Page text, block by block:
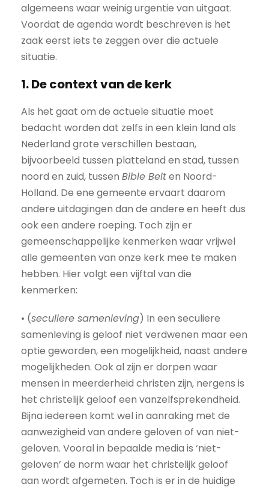
algemeens waar weinig urgentie van uitgaat.
Voordat de agenda wordt beschreven is het
zaak eerst iets te zeggen over die actuele
situatie.
1. De context van de kerk
Als het gaat om de actuele situatie moet
bedacht worden dat zelfs in een klein land als
Nederland grote verschillen bestaan,
bijvoorbeeld tussen platteland en stad, tussen
noord en zuid, tussen Bible Belten Noord-
Holland. De ene gemeente ervaart daarom
andere uitdagingen dan de andere en heeft dus
ook een andere roeping. Toch zijn er
gemeenschappelijke kenmerken waar vrijwel
alle gemeenten van onze kerk mee te maken
hebben. Hier volgt een vijftal van die
kenmerken:
• (seculiere samenleving) In een seculiere
samenleving is geloof niet verdwenen maar een
optie geworden, een mogelijkheid, naast andere
mogelijkheden. Ook al zijn er dorpen waar
mensen in meerderheid christen zijn, nergens is
het christelijk geloof een vanzelfsprekendheid.
Bijna iedereen komt wel in aanraking met de
aanwezigheid van andere geloven of van niet-
geloven. Vooral in bepaalde media is ‘niet-
geloven’ de norm waar het christelijk geloof
aan wordt afgemeten. Toch is er in de huidige